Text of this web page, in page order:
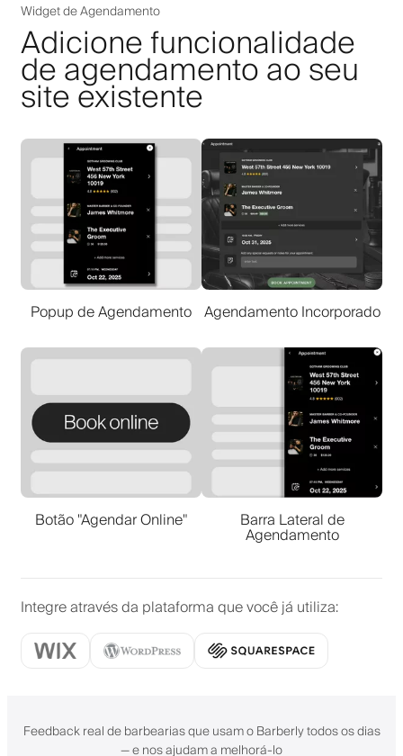
Widget de Agendamento
Adicione funcionalidade
de agendamento ao seu
site existente
Popup de Agendamento Agendamento Incorporado
Botão "Agendar Online" Barra Lateral de
Agendamento
Integre através da plataforma que você já utiliza:
Feedback real de barbearias que usam o Barberly todos os dias
— e nos ajudam a melhorá-lo